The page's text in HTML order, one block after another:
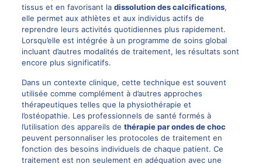
tissus et en favorisant la dissolution des calcifications,
elle permet aux athlètes et aux individus actifs de
reprendre leurs activités quotidiennes plus rapidement.
Lorsqu’elle est intégrée à un programme de soins global
incluant d’autres modalités de traitement, les résultats sont
encore plus significatifs.
Dans un contexte clinique, cette technique est souvent
utilisée comme complément à d’autres approches
thérapeutiques telles que la physiothérapie et
l’ostéopathie. Les professionnels de santé formés à
l’utilisation des appareils de thérapie par ondes de choc
peuvent personnaliser les protocoles de traitement en
fonction des besoins individuels de chaque patient. Ce
traitement est non seulement en adéquation avec une